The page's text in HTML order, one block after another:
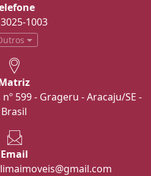
1003
599 - Grageru - Aracaju/SE -
Brasil
Email